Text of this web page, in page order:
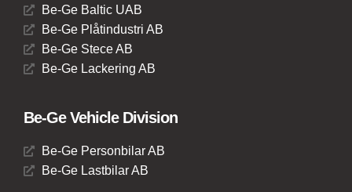
Be-Ge Baltic UAB
Be-Ge Plåtindustri AB
Be-Ge Stece AB
Be-Ge Lackering AB
Be-Ge Vehicle Division
Be-Ge Personbilar AB
Be-Ge Lastbilar AB